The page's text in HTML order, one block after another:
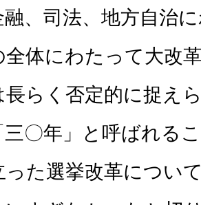
融、司法、地方自治
全体にわたって大改
長らく否定的に捉え
三〇年」と呼ばれる
った選挙改革につい